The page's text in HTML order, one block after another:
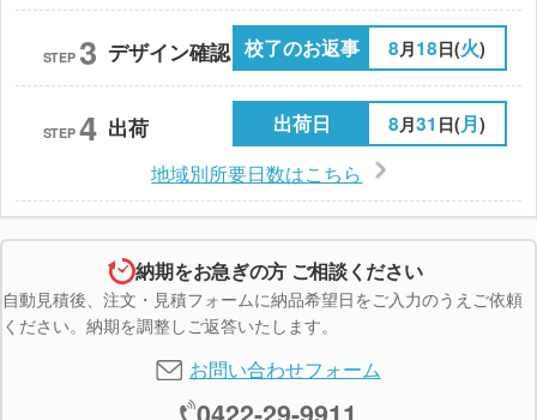
STEP 3 デザイン確認 校了のお返事 8月18日(火)
STEP 4 出荷 出荷日 8月31 日(月)
地域別所要日数はこちら
納期をお急ぎの方 ご相談ください
自動見積後、注文・見積フォームに納品希望日をご入力のうえご依頼
ください。納期を調整しご返答いたします。
お問い合わせフォーム